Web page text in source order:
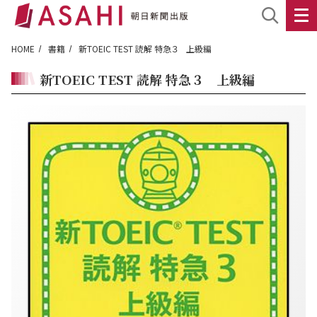
HOME 書籍 新TOEIC TEST 読解 特急３ 上級編
新TOEIC TEST 読解 特急３ 上級編